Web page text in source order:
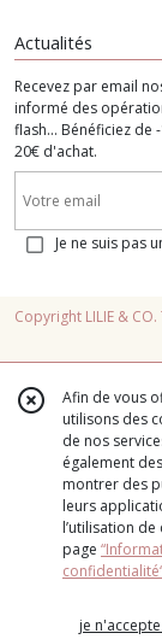
Actualités
Recevez par email
informé des
flash... Bénéficiez
20€ d'achat.
Je ne suis pas
Copyright LILIE &
Afin de vous
utilisons des
de nos
également
montrer des
leurs
l’utilisation
page
je